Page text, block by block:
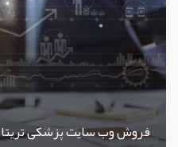
فروش وب سایت پزشکی تریتا